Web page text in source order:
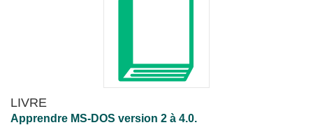
LIVRE
Apprendre MS-DOS version 2 à 4.0.